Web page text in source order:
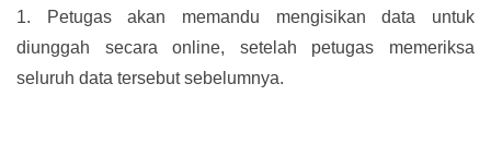
1.
Petugas akan memandu mengisikan data untuk
diunggah secara online, setelah petugas memeriksa
seluruh data tersebut sebelumnya.